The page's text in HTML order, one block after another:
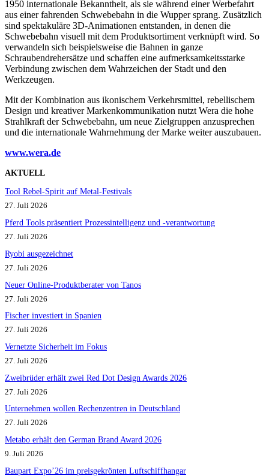
1950 internationale Bekanntheit, als sie während einer Werbefahrt
aus einer fahrenden Schwebebahn in die Wupper sprang. Zusätzlich
sind spektakuläre 3D-Animationen entstanden, in denen die
Schwebebahn visuell mit dem Produktsortiment verknüpft wird. So
verwandeln sich beispielsweise die Bahnen in ganze
Schraubendrehersätze und schaffen eine aufmerksamkeitsstarke
Verbindung zwischen dem Wahrzeichen der Stadt und den
Werkzeugen.
Mit der Kombination aus ikonischem Verkehrsmittel, rebellischem
Design und kreativer Markenkommunikation nutzt Wera die hohe
Strahlkraft der Schwebebahn, um neue Zielgruppen anzusprechen
und die internationale Wahrnehmung der Marke weiter auszubauen.
www.wera.de
AKTUELL
Tool Rebel-Spirit auf Metal-Festivals
27. Juli 2026
Pferd Tools präsentiert Prozessintelligenz und -verantwortung
27. Juli 2026
Ryobi ausgezeichnet
27. Juli 2026
Neuer Online-Produktberater von Tanos
27. Juli 2026
Fischer investiert in Spanien
27. Juli 2026
Vernetzte Sicherheit im Fokus
27. Juli 2026
Zweibrüder erhält zwei Red Dot Design Awards 2026
27. Juli 2026
Unternehmen wollen Rechenzentren in Deutschland
27. Juli 2026
Metabo erhält den German Brand Award 2026
9. Juli 2026
Baupart Expo’26 im preisgekrönten Luftschiffhangar